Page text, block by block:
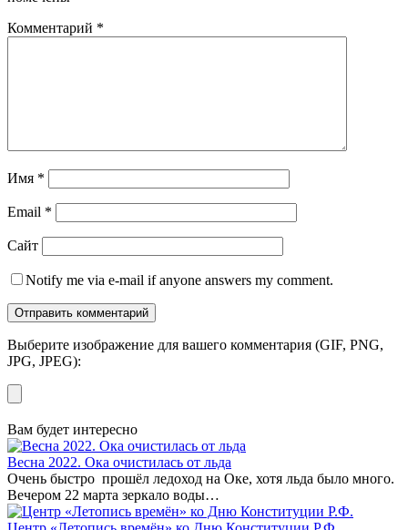
Комментарий *
Имя *
Email *
Сайт
Notify me via e-mail if anyone answers my comment.
Выберите изображение для вашего комментария (GIF, PNG,
JPG, JPEG):
Вам будет интересно
Весна 2022. Ока очистилась от льда
Очень быстро прошёл ледоход на Оке, хотя льда было много.
Вечером 22 марта зеркало воды…